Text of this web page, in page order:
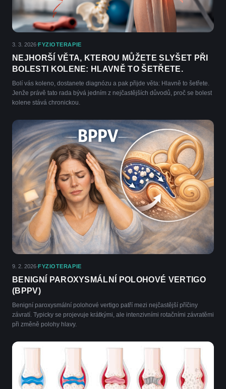
3. 3. 2026·FYZIOTERAPIE
NEJHORŠÍ VĚTA, KTEROU MŮŽETE SLYŠET PŘI
BOLESTI KOLENE: HLAVNĚ TO ŠETŘETE.
Bolí vás koleno, dostanete diagnózu a pak přijde věta: Hlavně to šetřete.
Jenže právě tato rada bývá jedním z nejčastějších důvodů, proč se bolest
kolene stává chronickou.
9. 2. 2026· FYZIOTERAPIE
BENIGNÍ PAROXYSMÁLNÍ POLOHOVÉ VERTIGO
(BPPV)
Benigní paroxysmální polohové vertigo patří mezi nejčastější příčiny
závratí. Typicky se projevuje krátkými, ale intenzivními rotačními závratěmi
při změně polohy hlavy.